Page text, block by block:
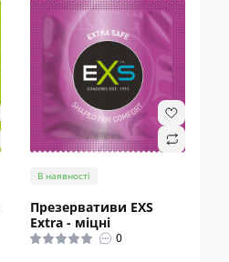
В наявності
Презервативи EXS
Extra - міцні
0